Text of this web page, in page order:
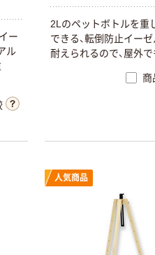
ー
ル
2Lのペットボトルを重
できる、転倒防止イー
耐えられるので、屋外で
商
人気商品